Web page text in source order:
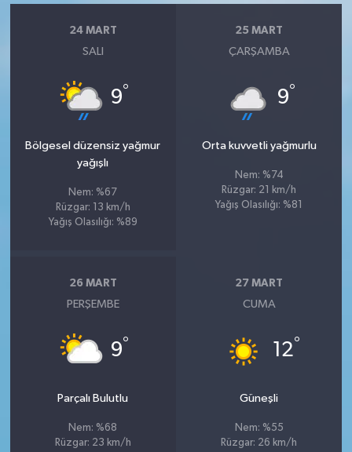
24 MART
SALI
9°
Bölgesel düzensiz yağmur
yağışlı
Nem: %67
Rüzgar: 13 km/h
Yağış Olasılığı: %89
25 MART
ÇARŞAMBA
9°
Orta kuvvetli yağmurlu
Nem: %74
Rüzgar: 21 km/h
Yağış Olasılığı: %81
26 MART
PERŞEMBE
9°
Parçalı Bulutlu
Nem: %68
Rüzgar: 23 km/h
27 MART
CUMA
12°
Güneşli
Nem: %55
Rüzgar: 26 km/h